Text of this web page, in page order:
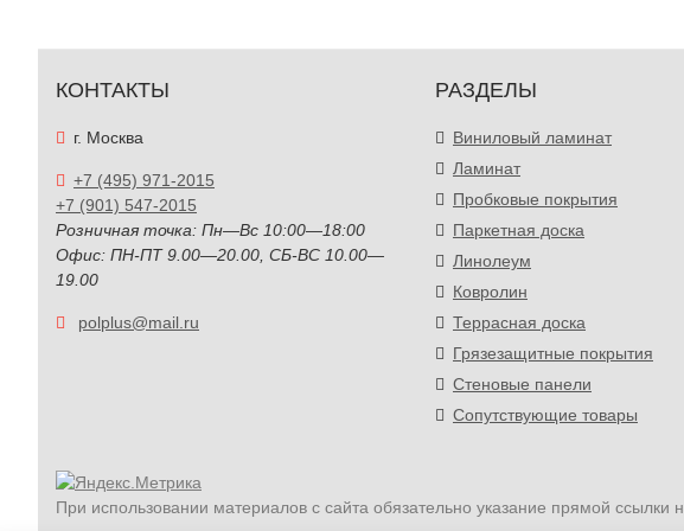
КОНТАКТЫ
г. Москва
+7 (495) 971-2015
+7 (901) 547-2015
Розничная точка: Пн—Вс 10:00—18:00
Офис: ПН-ПТ 9.00—20.00, СБ-ВС 10.00—
19.00
polplus@mail.ru
РАЗДЕЛЫ
Виниловый ламинат
Ламинат
Пробковые покрытия
Паркетная доска
Линолеум
Ковролин
Террасная доска
Грязезащитные покрытия
Стеновые панели
Сопутствующие товары
При использовании материалов с сайта обязательно указание прямой ссылки